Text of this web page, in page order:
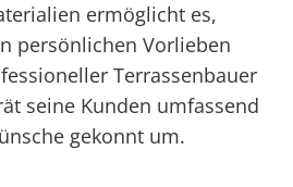
ermöglicht es,
persönlichen Vorlieben
Terrassenbauer
seine Kunden umfassend
gekonnt um.